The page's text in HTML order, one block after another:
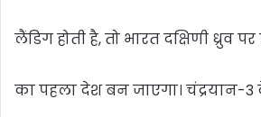
लैंडिग होती है, तो भारत दक्षिणी ध्रुव
का पहला देश बन जाएगा। चंद्रयान-